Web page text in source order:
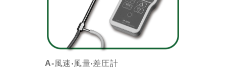
A-風速‧風量‧差圧計